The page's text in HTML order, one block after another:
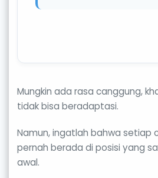
Mungkin ada rasa canggung,
tidak bisa beradaptasi.
Namun, ingatlah bahwa setiap
pernah berada di posisi yang
awal.